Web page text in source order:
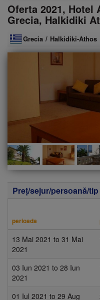
Oferta 2021, Hotel
Grecia, Halkidiki
Grecia / Halkidiki-Athos
Preţ/sejur/persoană/
perioada
13 Mai 2021 to 31 Mai
2021
03 Iun 2021 to 28 Iun
2021
01 Iul 2021 to 29 Aug